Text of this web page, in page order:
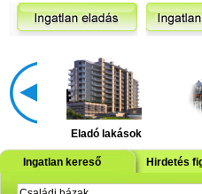
Eladó lakások
Ingatlan kereső Hirdetés